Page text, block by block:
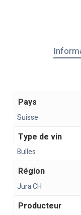
Pays
Suisse
Type de vin
Bulles
Région
Jura CH
Producteur